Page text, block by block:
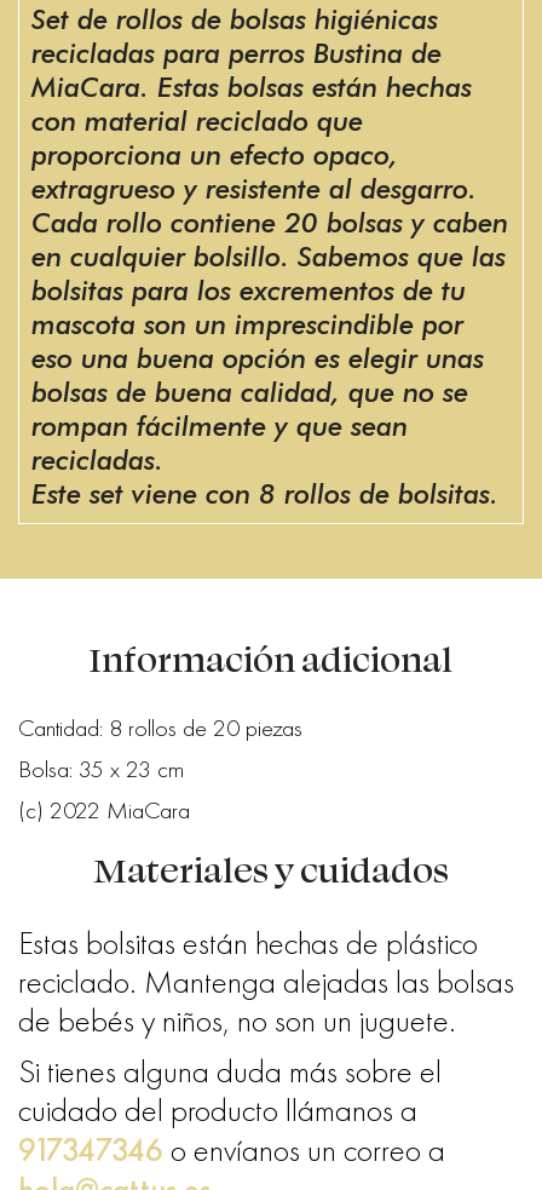
Set de rollos de bolsas higiénicas
recicladas para perros Bustina de
MiaCara. Estas bolsas están hechas
con material reciclado que
proporciona un efecto opaco,
extragrueso y resistente al desgarro.
Cada rollo contiene 20 bolsas y caben
en cualquier bolsillo. Sabemos que las
bolsitas para los excrementos de tu
mascota son un imprescindible por
eso una buena opción es elegir unas
bolsas de buena calidad, que no se
rompan fácilmente y que sean
recicladas.
Este set viene con 8 rollos de bolsitas.
Información adicional
Cantidad: 8 rollos de 20 piezas
Bolsa: 35 x 23 cm
(c) 2022 MiaCara
Materiales y cuidados
Estas bolsitas están hechas de plástico
reciclado. Mantenga alejadas las bolsas
de bebés y niños, no son un juguete.
Si tienes alguna duda más sobre el
cuidado del producto llámanos a
917347346 o envíanos un correo a